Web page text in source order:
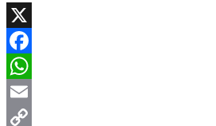
X
Facebook
WhatsApp
Email